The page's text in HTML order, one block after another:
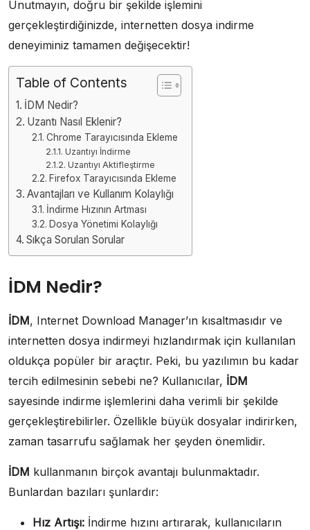
Unutmayın, doğru bir şekilde işlemini
gerçekleştirdiğinizde, internetten dosya indirme
deneyiminiz tamamen değişecektir!
Table of Contents
İDM Nedir?
Uzantı Nasıl Eklenir?
Chrome Tarayıcısında Ekleme
Uzantıyı İndirme
Uzantıyı Aktifleştirme
Firefox Tarayıcısında Ekleme
Avantajları ve Kullanım Kolaylığı
İndirme Hızının Artması
Dosya Yönetimi Kolaylığı
Sıkça Sorulan Sorular
İDM Nedir?
İDM, Internet Download Manager’ın kısaltmasıdır ve
internetten dosya indirmeyi hızlandırmak için kullanılan
oldukça popüler bir araçtır. Peki, bu yazılımın bu kadar
tercih edilmesinin sebebi ne? Kullanıcılar, İDM
sayesinde indirme işlemlerini daha verimli bir şekilde
gerçekleştirebilirler. Özellikle büyük dosyalar indirirken,
zaman tasarrufu sağlamak her şeyden önemlidir.
İDM kullanmanın birçok avantajı bulunmaktadır.
Bunlardan bazıları şunlardır:
Hız Artışı: İndirme hızını artırarak, kullanıcıların